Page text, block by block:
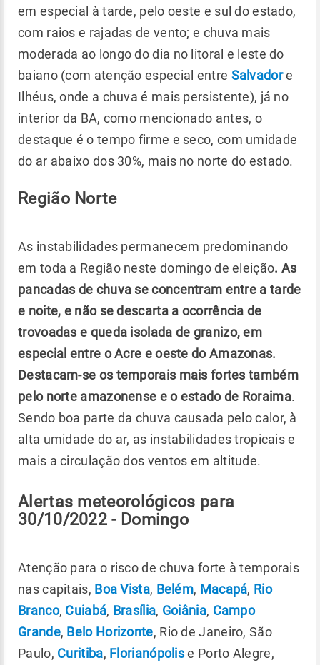
em especial à tarde, pelo oeste e sul do estado,
com raios e rajadas de vento; e chuva mais
moderada ao longo do dia no litoral e leste do
baiano (com atenção especial entre Salvadore
Ilhéus, onde a chuva é mais persistente), já no
interior da BA, como mencionado antes, o
destaque é o tempo firme e seco, com umidade
do ar abaixo dos 30%, mais no norte do estado.
Região Norte
As instabilidades permanecem predominando
em toda a Região neste domingo de eleição. As
pancadas de chuva se concentram entre a tarde
e noite, e não se descarta a ocorrência de
trovoadas e queda isolada de granizo, em
especial entre o Acre e oeste do Amazonas.
Destacam-se os temporais mais fortes também
pelo norte amazonense e o estado de Roraima.
Sendo boa parte da chuva causada pelo calor, à
alta umidade do ar, as instabilidades tropicais e
mais a circulação dos ventos em altitude.
Alertas meteorológicos para
30/10/2022 - Domingo
Atenção para o risco de chuva forte à temporais
nas capitais, Boa Vista, Belém, Macapá, Rio
Branco, Cuiabá, Brasília, Goiânia, Campo
Grande, Belo Horizonte, Rio de Janeiro, São
Paulo, Curitiba, Florianópolise Porto Alegre,